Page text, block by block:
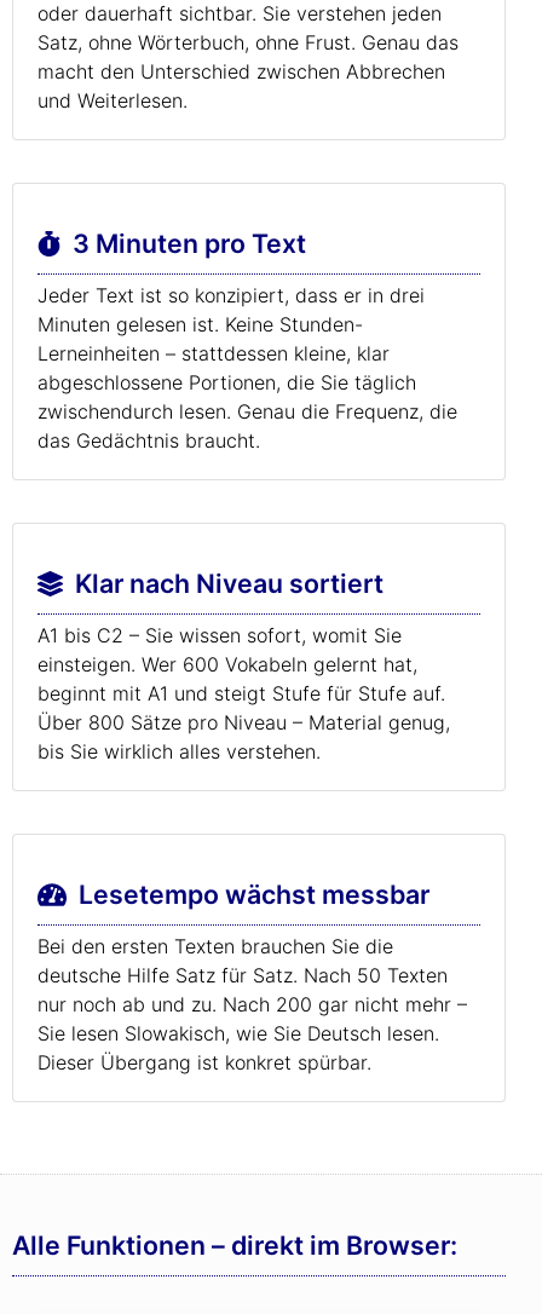
oder dauerhaft sichtbar. Sie verstehen jeden
Satz, ohne Wörterbuch, ohne Frust. Genau das
macht den Unterschied zwischen Abbrechen
und Weiterlesen.
3 Minuten pro Text
Jeder Text ist so konzipiert, dass er in drei
Minuten gelesen ist. Keine Stunden-
Lerneinheiten – stattdessen kleine, klar
abgeschlossene Portionen, die Sie täglich
zwischendurch lesen. Genau die Frequenz, die
das Gedächtnis braucht.
Klar nach Niveau sortiert
A1 bis C2 – Sie wissen sofort, womit Sie
einsteigen. Wer 600 Vokabeln gelernt hat,
beginnt mit A1 und steigt Stufe für Stufe auf.
Über 800 Sätze pro Niveau – Material genug,
bis Sie wirklich alles verstehen.
Lesetempo wächst messbar
Bei den ersten Texten brauchen Sie die
deutsche Hilfe Satz für Satz. Nach 50 Texten
nur noch ab und zu. Nach 200 gar nicht mehr –
Sie lesen Slowakisch, wie Sie Deutsch lesen.
Dieser Übergang ist konkret spürbar.
Alle Funktionen – direkt im Browser: